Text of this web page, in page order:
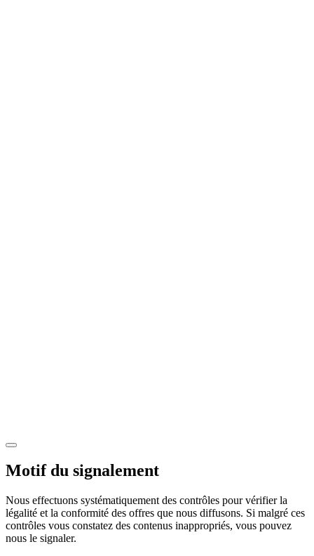
Motif du signalement
Nous effectuons systématiquement des contrôles pour vérifier la
légalité et la conformité des offres que nous diffusons. Si malgré ces
contrôles vous constatez des contenus inappropriés, vous pouvez
nous le signaler.